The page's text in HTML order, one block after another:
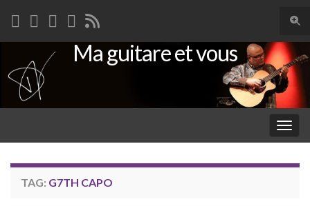
Search for:
Ma guitare et vous
TAG: G7TH CAPO